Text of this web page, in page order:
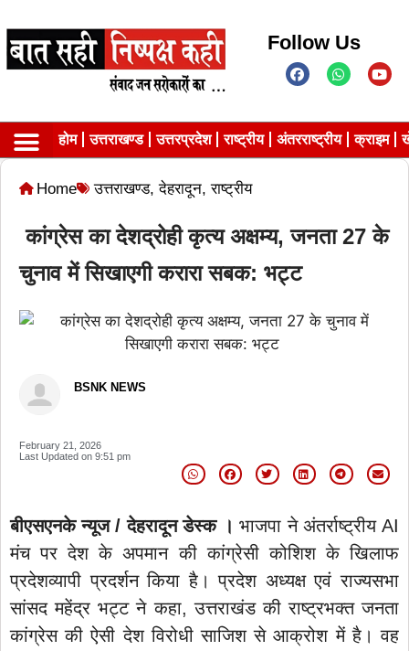
Follow Us
होम उत्तराखण्ड उत्तरप्रदेश राष्ट्रीय अंतरराष्ट्रीय क्राइम
Home उत्तराखण्ड,देहरादून,राष्ट्रीय
कांग्रेस का देशद्रोही कृत्य अक्षम्य, जनता 27 के
चुनाव में सिखाएगी करारा सबक: भट्ट
BSNK NEWS
February 21, 2026
Last Updated on 9:51 pm
बीएसएनके न्यूज / देहरादून डेस्क । भाजपा ने अंतर्राष्ट्रीय AI
मंच पर देश के अपमान की कांग्रेसी कोशिश के खिलाफ
प्रदेशव्यापी प्रदर्शन किया है। प्रदेश अध्यक्ष एवं राज्यसभा
सांसद महेंद्र भट्ट ने कहा, उत्तराखंड की राष्ट्रभक्त जनता
कांग्रेस की ऐसी देश विरोधी साजिश से आक्रोश में है। वह